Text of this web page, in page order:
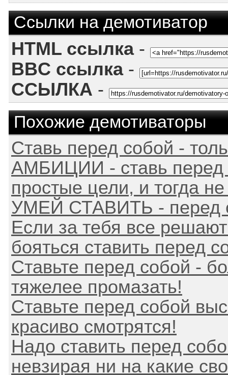
Ссылки на демотиватор
HTML ссылка-
BBC ссылка-
ССЫЛКА -
Похожие демотиваторы
Ставь перед собой -
АМБИЦИИ - ставь перед
простые цели, и тогда
УМЕЙ СТАВИТЬ - перед
Если за тебя все
бояться ставить перед
Ставьте перед собой -
тяжелее промазать!
Ставьте перед собой
красиво смотрятся!
Надо ставить перед
невзирая ни на какие